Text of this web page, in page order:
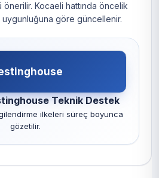
Kocaeli hattında öncelik
uygunluğuna göre güncellenir.
Teknik Destek
ilkeleri süreç boyunca
gözetilir.